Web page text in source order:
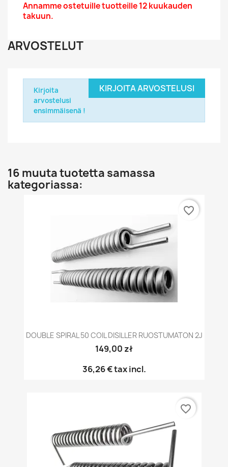
Annamme ostetuille tuotteille 12 kuukauden
takuun.
ARVOSTELUT
KIRJOITA ARVOSTELUSI
Kirjoita
arvostelusi
ensimmäisenä !
16 muuta tuotetta samassa
kategoriassa:
DOUBLE SPIRAL 50 COIL DISILLER RUOSTUMATON 2J
149,00 zł
36,26 €tax incl.
favorite_border
favorite_border